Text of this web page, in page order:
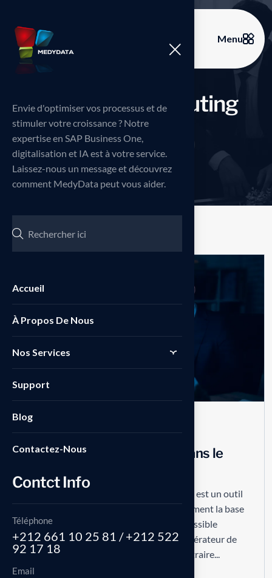
Menu
Envie d'optimiser vos processus et de
stimuler votre croissance ? Notre
expertise en SAP Business One,
digitalisation et IA est à votre service.
Laissez-nous un message et découvrez
comment MedyData peut vous aider.
Accueil
À Propos De Nous
Nos Services
Support
Blog
Contactez-Nous
Contct Info
Téléphone
+212 661 10 25 81 / +212 522
92 17 18
Email
Category:Con uting
Home>Blog>Consuting
AUG
Utiliser les requêtes SQL dans le
Le Générateur de Requêtes dans SAP B1 est un outil
puissant qui permet d’interroger directement la base
de données à l’aide du langage SQL. Accessible
depuis le menu ‘Outils > Requêtes > Générateur de
Requêtes’. Vous pouvez, par exemple, extraire...